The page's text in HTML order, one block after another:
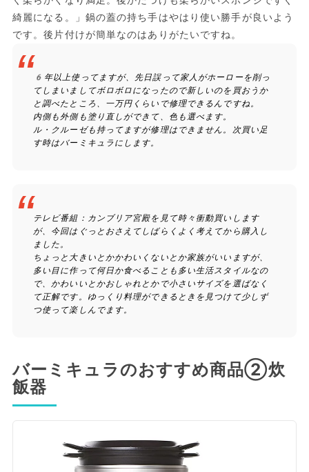
綺麗になる。」鍋の蓋の持ち手はやはり使い勝手が良いよう
です。後片付けが簡単なのはありがたいですね。
6年以上使ってますが、先日誤って家人がホーローを削っ
てしまいましてボロボロになったので新しいのを買おうか
と調べたところ、一万円くらいで修理できるんですね。
内側も外側も塗り直しができて、色も選べます。
ル・クルーゼも持ってますが修理はできません。次買い足
す時はバーミキュラにします。
テレビ番組：カンブリア宮殿を見て時々衝動買いします
が、今回はぐっとおさえてしばらくよく考えてから購入し
ました。
ちょっと大きいとかかわいくないとか家族がいいますが、
多い目に作って何日か食べることも多い生活スタイルなの
で、かわいいとかおしゃれとかで小さいサイズを選ばなく
て正解です。ゆっくり料理ができるときを見つけて少しず
つ使って楽しんでます。
バーミキュラのおすすめ商品②炊
飯器